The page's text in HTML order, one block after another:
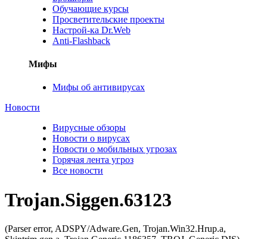
Обучающие курсы
Просветительские проекты
Настрой-ка Dr.Web
Anti-Flashback
Мифы
Мифы об антивирусах
Новости
Вирусные обзоры
Новости о вирусах
Новости о мобильных угрозах
Горячая лента угроз
Все новости
Trojan.Siggen.63123
(Parser error, ADSPY/Adware.Gen, Trojan.Win32.Hrup.a,